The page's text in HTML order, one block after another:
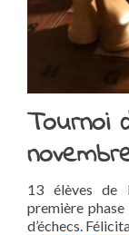
Tournoi
13 élèves de
première
d’échecs.